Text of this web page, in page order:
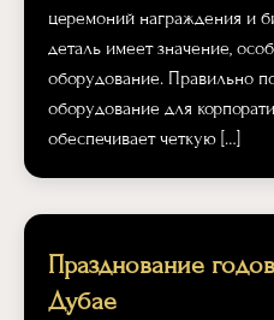
церемоний награждения и
деталь имеет значение,
оборудование. Правильно
оборудование для
обеспечивает четкую […]
Празднование
Дубае